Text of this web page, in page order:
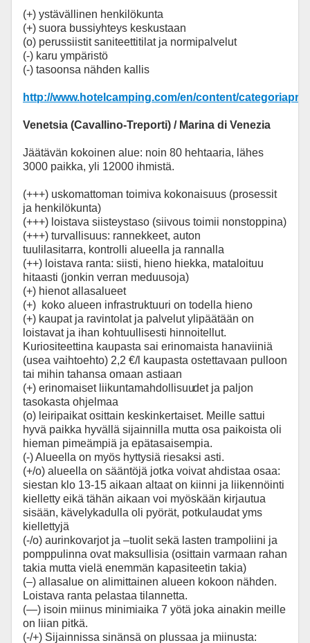
(+) ystävällinen henkilökunta
(+) suora bussiyhteys keskustaan
(o) perussiistit saniteettitilat ja normipalvelut
(-) karu ympäristö
(-) tasoonsa nähden kallis
http://www.hotelcamping.com/en/content/
Venetsia (Cavallino-Treporti) / Marina di Venezia
Jäätävän kokoinen alue: noin 80 hehtaaria, lähes
3000 paikka, yli 12000 ihmistä.
(+++) uskomattoman toimiva kokonaisuus (prosessit
ja henkilökunta)
(+++) loistava siisteystaso (siivous toimii nonstoppina)
(+++) turvallisuus: rannekkeet, auton
tuulilasitarra, kontrolli alueella ja rannalla
(++) loistava ranta: siisti, hieno hiekka, mataloituu
hitaasti (jonkin verran meduusoja)
(+) hienot allasalueet
(+) koko alueen infrastruktuuri on todella hieno
(+) kaupat ja ravintolat ja palvelut ylipäätään on
loistavat ja ihan kohtuullisesti hinnoitellut.
Kuriositeettina kaupasta sai erinomaista hanaviiniä
(usea vaihtoehto) 2,2 €/l kaupasta ostettavaan pulloon
tai mihin tahansa omaan astiaan
(+) erinomaiset liikuntamahdollisuudet ja paljon
tasokasta ohjelmaa
(o) leiripaikat osittain keskinkertaiset. Meille sattui
hyvä paikka hyvällä sijainnilla mutta osa paikoista oli
hieman pimeämpiä ja epätasaisempia.
(-) Alueella on myös hyttysiä riesaksi asti.
(+/o) alueella on sääntöjä jotka voivat ahdistaa osaa:
siestan klo 13-15 aikaan altaat on kiinni ja liikennöinti
kielletty eikä tähän aikaan voi myöskään kirjautua
sisään, kävelykadulla oli pyörät, potkulaudat yms
kiellettyjä
(-/o) aurinkovarjot ja –tuolit sekä lasten trampoliini ja
pomppulinna ovat maksullisia (osittain varmaan rahan
takia mutta vielä enemmän kapasiteetin takia)
(–) allasalue on alimittainen alueen kokoon nähden.
Loistava ranta pelastaa tilannetta.
(—) isoin miinus minimiaika 7 yötä joka ainakin meille
on liian pitkä.
(-/+) Sijainnissa sinänsä on plussaa ja miinusta: